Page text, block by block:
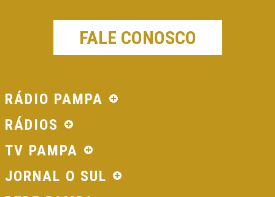
FALE CONOSCO
RÁDIO PAMPA
RÁDIOS
TV PAMPA
JORNAL O SUL